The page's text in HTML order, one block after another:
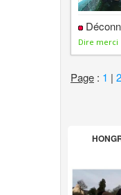
Dire merci
Page : 1 | 2